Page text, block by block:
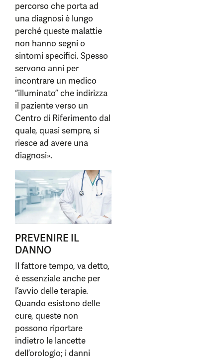
percorso che porta ad
una diagnosi è lungo
perché queste malattie
non hanno segni o
sintomi specifici. Spesso
servono anni per
incontrare un medico
“illuminato” che indirizza
il paziente verso un
Centro di Riferimento dal
quale, quasi sempre, si
riesce ad avere una
diagnosi».
PREVENIRE IL
DANNO
Il fattore tempo, va detto,
è essenziale anche per
l’avvio delle terapie.
Quando esistono delle
cure, queste non
possono riportare
indietro le lancette
dell’orologio; i danni